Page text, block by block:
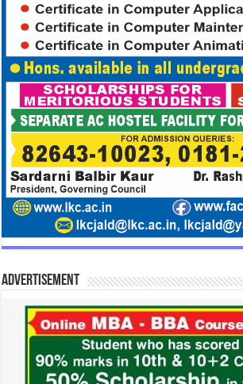
Advertisement